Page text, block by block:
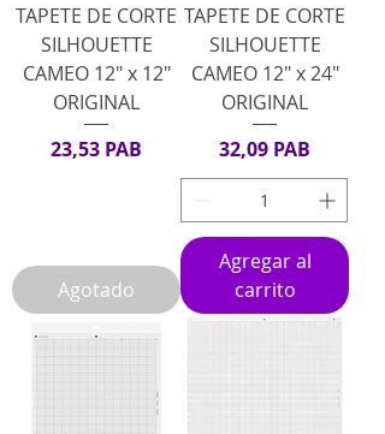
TAPETE DE CORTE
SILHOUETTE
CAMEO 12" x 12"
ORIGINAL
Precio
23,53 PAB
Agotado
TAPETE DE CORTE
SILHOUETTE
CAMEO 12" x 24"
ORIGINAL
Precio
32,09 PAB
Agregar al
carrito